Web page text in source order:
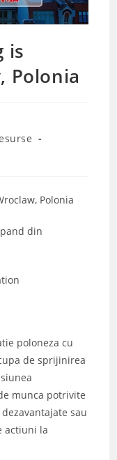
is
Polonia
Polonia
din
poloneza cu
de sprijinirea
munca potrivite
sau
actiuni la